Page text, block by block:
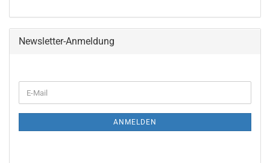
Newsletter-Anmeldung
ZUR
E-
Mail
ANMELDEN